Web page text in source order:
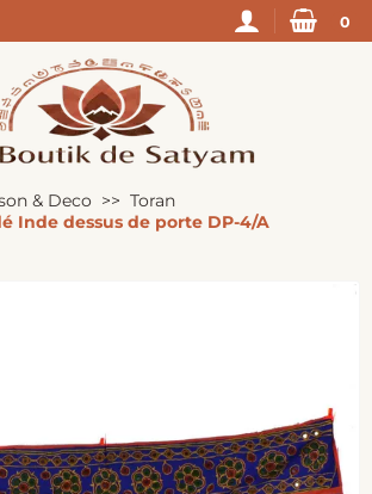
0
& Deco
Toran
Inde dessus de porte DP-4/A